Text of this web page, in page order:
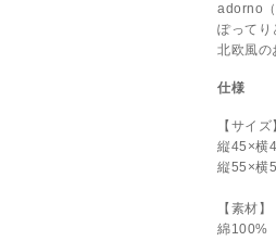
adorno
ぽってり
北欧風の
仕様
【サイズ
縦45×横
縦55×横
【素材】
綿100%